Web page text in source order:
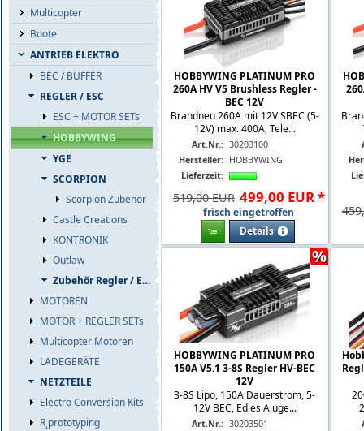
Multicopter
Boote
ANTRIEB ELEKTRO
BEC / BUFFER
REGLER / ESC
ESC + MOTOR SETs
HOBBYWING
YGE
SCORPION
Scorpion Zubehör
Castle Creations
KONTRONIK
Outlaw
Zubehör Regler / ESC
MOTOREN
MOTOR + REGLER SETs
Multicopter Motoren
LADEGERÄTE
NETZTEILE
Electro Conversion Kits
R˛prototyping
HOBBYWING PLATINUM PRO
260A HV V5 Brushless Regler -
BEC 12V
Brandneu 260A mit 12V SBEC (5-
12V) max. 400A, Tele...
Art.Nr.: 30203100
Hersteller: HOBBYWING
Lieferzeit:
519,00 EUR 499,00 EUR*
frisch eingetroffen
Details
HOBBYWING PLATINUM PRO
150A V5.1 3-8S Regler HV-BEC
12V
3-8S Lipo, 150A Dauerstrom, 5-
12V BEC, Edles Aluge...
Art.Nr.: 30203501
%